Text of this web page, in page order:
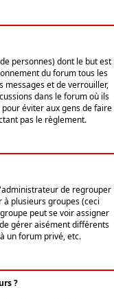
personnes) dont le but est
du forum tous les
messages et de verrouiller,
dans le forum où ils
éviter aux gens de faire
pas le règlement.
de regrouper
plusieurs groupes (ceci
peut se voir assigner
gérer aisément différents
un forum privé, etc.
?